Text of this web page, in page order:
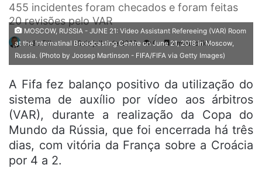
455 incidentes foram checados e foram feitas
20 revisões pelo VAR
João Filho 18 de julho de 2018 0 1 minuto lido
MOSCOW, RUSSIA - JUNE 21: Video Assistant Refereeing (VAR) Room
at the Internatinal Broadcasting Centre on June 21, 2018 in Moscow,
Russia. (Photo by Joosep Martinson - FIFA/FIFA via Getty Images)
A Fifa fez balanço positivo da utilização do
sistema de auxílio por vídeo aos árbitros
(VAR), durante a realização da Copa do
Mundo da Rússia, que foi encerrada há três
dias, com vitória da França sobre a Croácia
por 4 a 2.